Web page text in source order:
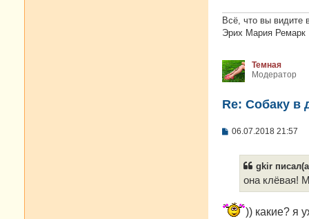
Всё, что вы
Эрих Мария Ремарк
Темная
Модератор
Re: Собаку в
С
е
06.07.2018 21:57
gkir
она клёвая!
)) какие? я